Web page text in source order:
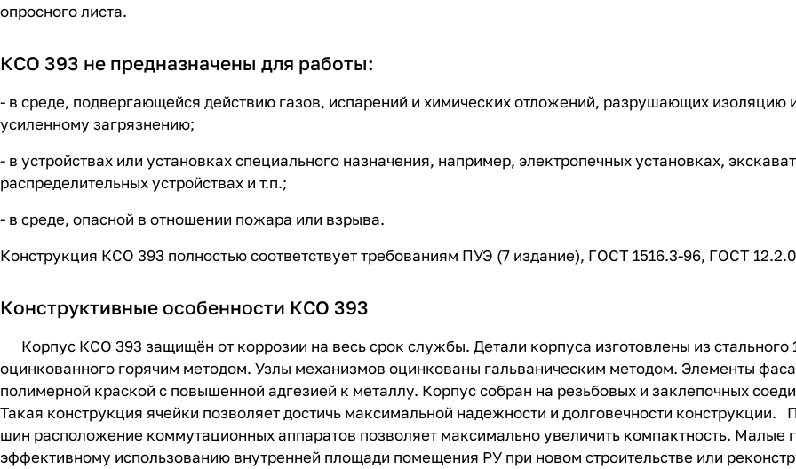
опросного листа.
КСО 393 не предназначены для работы:
- в среде, подвергающейся действию газов, испарений и химических отложений, разрушающих изоляцию
усиленному загрязнению;
- в устройствах или установках специального назначения, например, электропечных установках,
распределительных устройствах и т.п.;
- в среде, опасной в отношении пожара или взрыва.
Конструкция КСО 393 полностью соответствует требованиям ПУЭ (7 издание), ГОСТ 1516.3-96, ГОСТ
Конструктивные особенности КСО 393
Корпус КСО 393 защищён от коррозии на весь срок службы. Детали корпуса изготовлены из стального
оцинкованного горячим методом. Узлы механизмов оцинкованы гальваническим методом. Элементы
полимерной краской с повышенной адгезией к металлу. Корпус собран на резьбовых и заклепочных
Такая конструкция ячейки позволяет достичь максимальной надежности и долговечности конструкции.
шин расположение коммутационных аппаратов позволяет максимально увеличить компактность. Малые
эффективному использованию внутренней площади помещения РУ при новом строительстве или